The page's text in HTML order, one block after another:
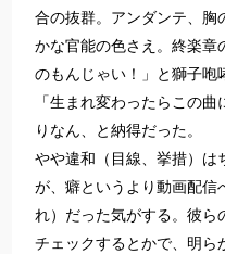
合の抜群。アンダンテ、胸
かな官能の色さえ。終楽章
のもんじゃい！」と獅子咆
「生まれ変わったらこの
りなん、と納得だった。
やや違和（目線、挙措）は
が、癖というより動画配信
れ）だった気がする。彼ら
チェックするとかで、明ら